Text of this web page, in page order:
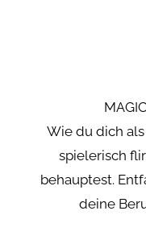
Wie du dich
spielerisch
behauptest.
deine